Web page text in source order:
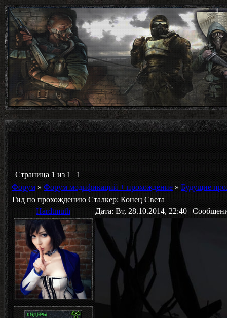
Страница 1 из 1
1
Форум » Форум модификаций + прохождение » Будущие
Гид по прохождению Сталкер: Конец Света
Hardtmuth
Дата: Вт, 28.10.2014, 22:40 |